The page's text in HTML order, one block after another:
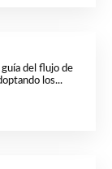
del flujo de
los...